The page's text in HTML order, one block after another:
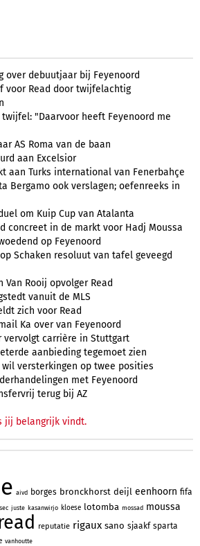
over debuutjaar bij Feyenoord
voor Read door twijfelachtig
"Daarvoor heeft Feyenoord me
AS Roma van de baan
aan Excelsior
aan Turks international van Fenerbahçe
Bergamo ook verslagen; oefenreeks in
om Kuip Cup van Atalanta
concreet in de markt voor Hadj Moussa
op Feyenoord
Schaken resoluut van tafel geveegd
Van Rooij opvolger Read
vanuit de MLS
zich voor Read
Ka over van Feyenoord
vervolgt carrière in Stuttgart
aanbieding tegemoet zien
wil versterkingen op twee posities
met Feyenoord
terug bij AZ
jij belangrijk vindt.
aivd borges bronckhorst deijl eenhoorn fifa
juste kasanwirjo kloese lotomba mossad moussa
reputatie rigaux sano sjaakf sparta
vanhoutte